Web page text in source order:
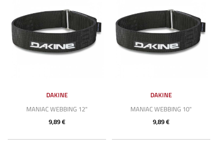
DAKINE
MANIAC WEBBING 12"
9,89 €
DAKINE
MANIAC WEBBING 10"
9,89 €